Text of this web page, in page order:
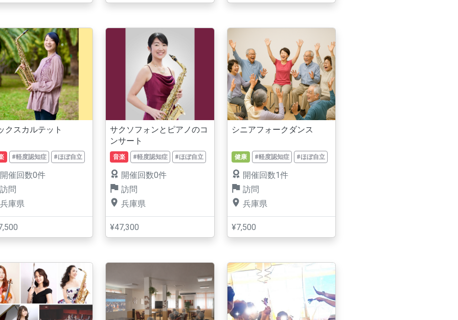
クスカルテット
#軽度認知症 #ほぼ自立
開催回数0件
訪問
兵庫県
サクソフォンとピアノのコ
ンサート
音楽 #軽度認知症 #ほぼ自立
開催回数0件
訪問
兵庫県
¥47,300
シニアフォークダンス
健康 #軽度認知症 #ほぼ自立
開催回数1件
訪問
兵庫県
¥7,500